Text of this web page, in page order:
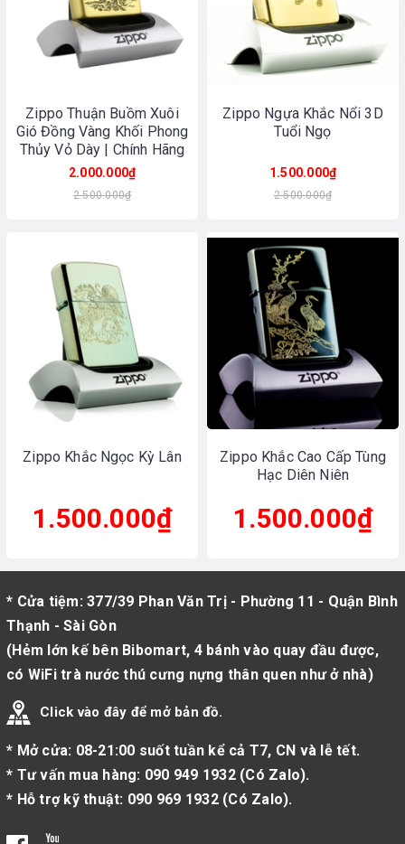
Zippo Thuận Buồm Xuôi
Gió Đồng Vàng Khối Phong
Thủy Vỏ Dày | Chính Hãng
Made In USA
2.000.000₫
2.500.000₫
Zippo Ngựa Khắc Nổi 3D
Tuổi Ngọ
1.500.000₫
2.500.000₫
Zippo Khắc Ngọc Kỳ Lân
1.500.000₫
Zippo Khắc Cao Cấp Tùng
Hạc Diên Niên
1.500.000₫
* Cửa tiệm: 377/39 Phan Văn Trị - Phường 11 - Quận Bình
Thạnh - Sài Gòn
(Hẻm lớn kế bên Bibomart, 4 bánh vào quay đầu được,
có WiFi trà nước thú cưng nựng thân quen như ở nhà)
Click vào đây để mở bản đồ.
* Mở cửa: 08-21:00 suốt tuần kể cả T7, CN và lễ tết.
* Tư vấn mua hàng: 090 949 1932(Có Zalo).
* Hỗ trợ kỹ thuật: 090 969 1932(Có Zalo).